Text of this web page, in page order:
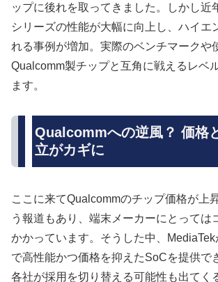
ップに後れを取ってきました。しかし近
シリーズの性能が大幅に向上し、ハイエ
れる事例が増加。実際のベンチマークや
Qualcomm製チップと互角に戦えるレベ
ます。
Qualcommへの逆風？ 価格
立がカギに
ここに来てQualcommのチップ価格が上
う報道もあり、端末メーカーにとっては
かかっています。そうした中、MediaTek
で高性能かつ価格を抑えたSoCを提供で
各社が採用を切り替える可能性も出てく